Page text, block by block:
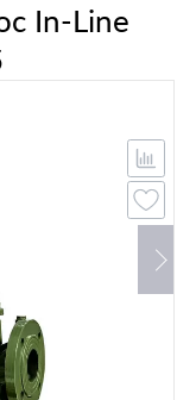
In-Line